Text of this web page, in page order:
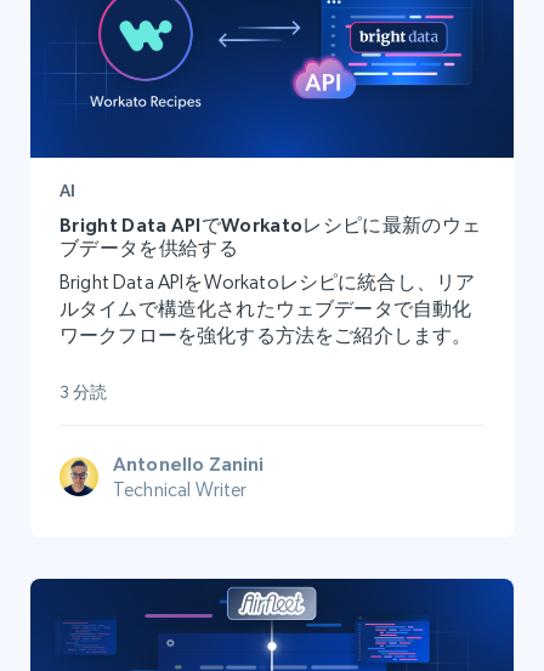
AI
Bright Data APIでWorkatoレシピに最新のウェ
ブデータを供給する
Bright Data APIをWorkatoレシピに統合し、リア
ルタイムで構造化されたウェブデータで自動化
ワークフローを強化する方法をご紹介します。
3 分読
Antonello Zanini
Technical Writer